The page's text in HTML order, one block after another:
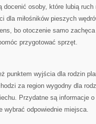
docenić osoby, które lubią
dla miłośników pieszych
bo otoczenie samo
przygotować sprzęt.
punktem wyjścia dla rodzin
za region wygodny dla
Przydatne są informacje
wybrać odpowiednie miejsca.